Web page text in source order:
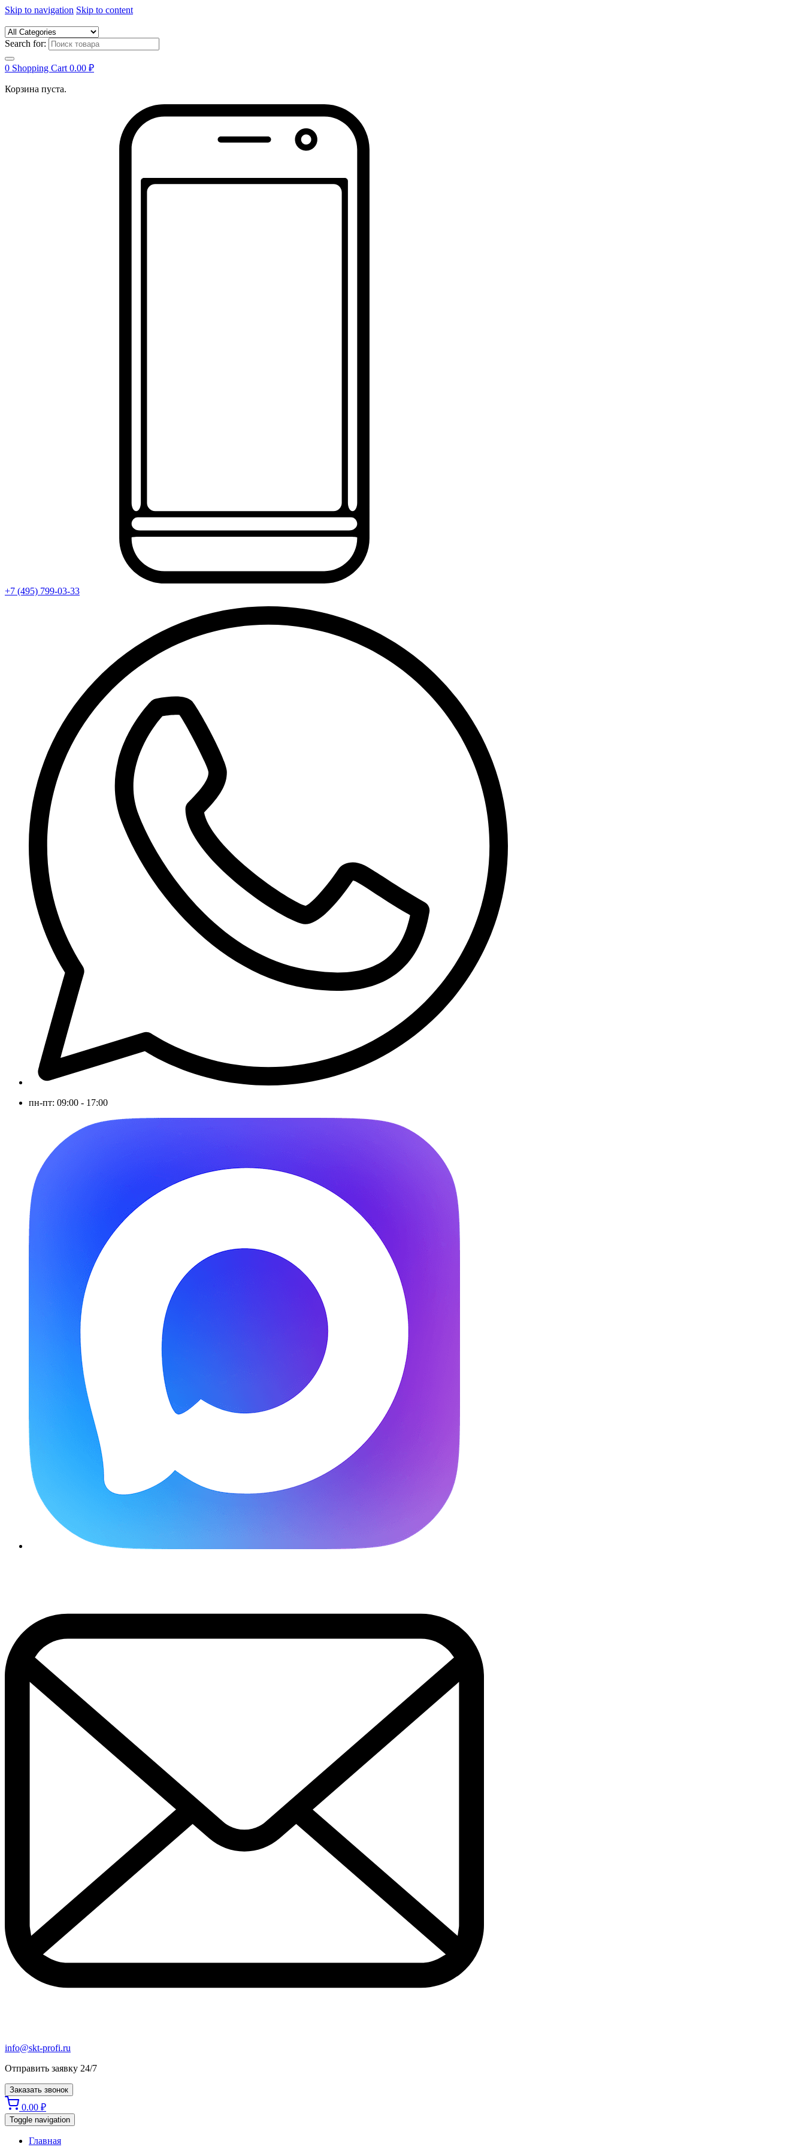
Skip to navigation Skip to content
Search for:
0 Shopping Cart 0.00 ₽
Корзина пуста.
+7 (495) 799-03-33
пн-пт: 09:00 - 17:00
info@skt-profi.ru
Отправить заявку 24/7
Заказать звонок
0.00 ₽
Toggle navigation
Главная